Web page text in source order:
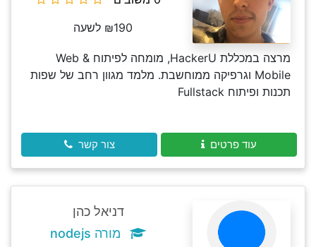
₪190 לשעה
מרצה במכללת HackerU, מומחה לפיתוח Web &
Mobile וגרפיקה ממוחשבת. מלמד מגוון רחב של שפות
תכנות ופיתוח Fullstack
עוד פרטים צור קשר
דניאל כהן
מורה nodejs